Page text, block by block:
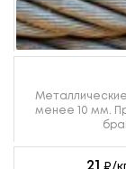
менее 10 мм.
21